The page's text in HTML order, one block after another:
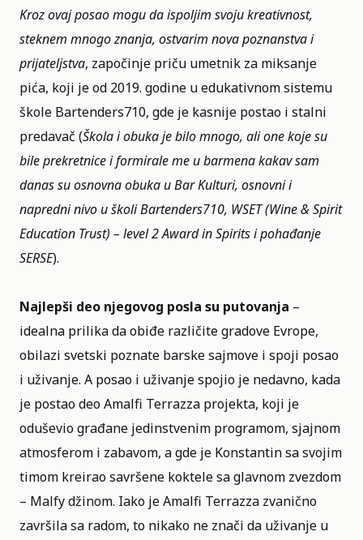
Kroz ovaj posao mogu da ispoljim svoju kreativnost,
steknem mnogo znanja, ostvarim nova poznanstva i
prijateljstva, započinje priču umetnik za miksanje
pića, koji je od 2019. godine u edukativnom sistemu
škole Bartenders710, gde je kasnije postao i stalni
predavač (Škola i obuka je bilo mnogo, ali one koje su
bile prekretnice i formirale me u barmena kakav sam
danas su osnovna obuka u Bar Kulturi, osnovni i
napredni nivo u školi Bartenders710, WSET (Wine & Spirit
Education Trust) – level 2 Award in Spirits i pohađanje
SERSE).
Najlepši deo njegovog posla su putovanja –
idealna prilika da obiđe različite gradove Evrope,
obilazi svetski poznate barske sajmove i spoji posao
i uživanje. A posao i uživanje spojio je nedavno, kada
je postao deo Amalfi Terrazza projekta, koji je
oduševio građane jedinstvenim programom, sjajnom
atmosferom i zabavom, a gde je Konstantin sa svojim
timom kreirao savršene koktele sa glavnom zvezdom
– Malfy džinom. Iako je Amalfi Terrazza zvanično
završila sa radom, to nikako ne znači da uživanje u